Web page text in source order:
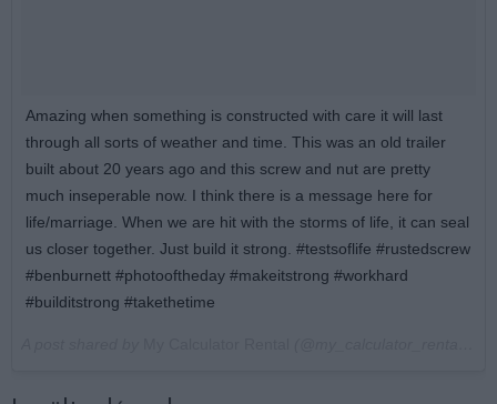
Amazing when something is constructed with care it will last
through all sorts of weather and time. This was an old trailer
built about 20 years ago and this screw and nut are pretty
much inseperable now. I think there is a message here for
life/marriage. When we are hit with the storms of life, it can seal
us closer together. Just build it strong. #testsoflife #rustedscrew
#benburnett #photooftheday #makeitstrong #workhard
#builditstrong #takethetime